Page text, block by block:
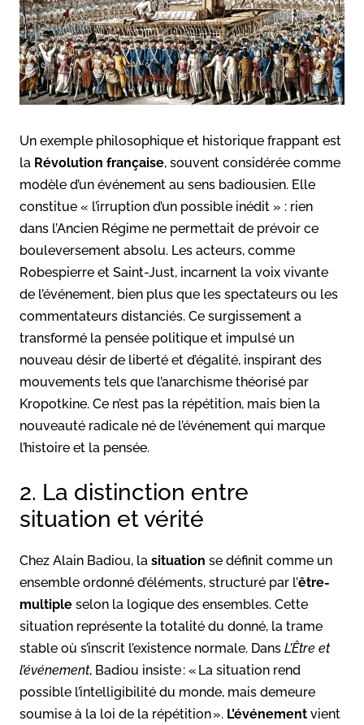
Un exemple philosophique et historique frappant est
la Révolution française, souvent considérée comme
modèle d’un événement au sens badiousien. Elle
constitue « l’irruption d’un possible inédit » : rien
dans l’Ancien Régime ne permettait de prévoir ce
bouleversement absolu. Les acteurs, comme
Robespierre et Saint-Just, incarnent la voix vivante
de l’événement, bien plus que les spectateurs ou les
commentateurs distanciés. Ce surgissement a
transformé la pensée politique et impulsé un
nouveau désir de liberté et d’égalité, inspirant des
mouvements tels que l’anarchisme théorisé par
Kropotkine. Ce n’est pas la répétition, mais bien la
nouveauté radicale né de l’événement qui marque
l’histoire et la pensée.
2. La distinction entre
situation et vérité
Chez Alain Badiou, la situation se définit comme un
ensemble ordonné d’éléments, structuré par l’être-
multiple selon la logique des ensembles. Cette
situation représente la totalité du donné, la trame
stable où s’inscrit l’existence normale. Dans L’Être et
l’événement, Badiou insiste : « La situation rend
possible l’intelligibilité du monde, mais demeure
soumise à la loi de la répétition ». L’événement vient